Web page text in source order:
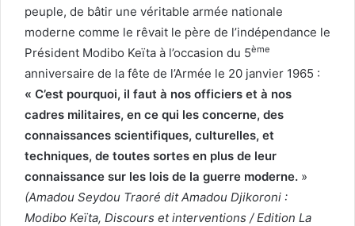
peuple, de bâtir une véritable armée nationale
moderne comme le rêvait le père de l’indépendance le
Président Modibo Keïta à l’occasion du 5ème
anniversaire de la fête de l’Armée le 20 janvier 1965 :
« C’est pourquoi, il faut à nos officiers et à nos
cadres militaires, en ce qui les concerne, des
connaissances scientifiques, culturelles, et
techniques, de toutes sortes en plus de leur
connaissance sur les lois de la guerre moderne. »
(Amadou Seydou Traoré dit Amadou Djikoroni :
Modibo Keïta, Discours et interventions / Edition La